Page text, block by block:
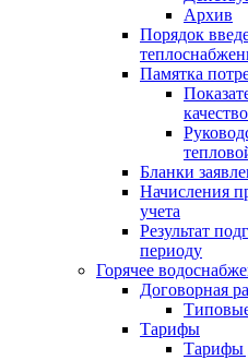
Архив
Порядок
Памятка
Бланки
Начисления
учета
Результат
периоду
Горячее
Договорная
Тарифы
Тарифы